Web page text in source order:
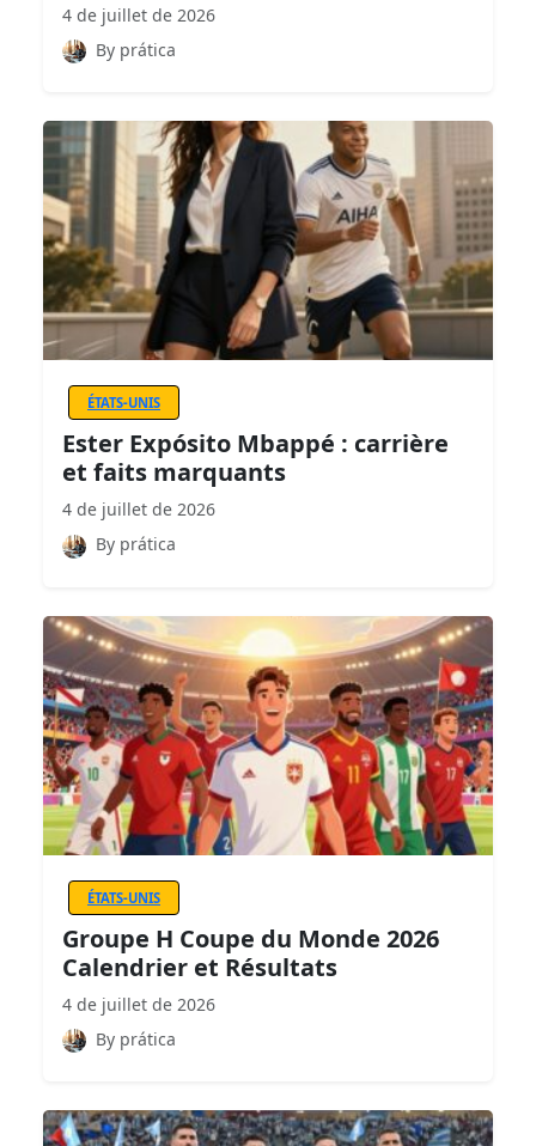
4 de juillet de 2026
By prática
ÉTATS-UNIS
Ester Expósito Mbappé : carrière
et faits marquants
4 de juillet de 2026
By prática
ÉTATS-UNIS
Groupe H Coupe du Monde 2026
Calendrier et Résultats
4 de juillet de 2026
By prática